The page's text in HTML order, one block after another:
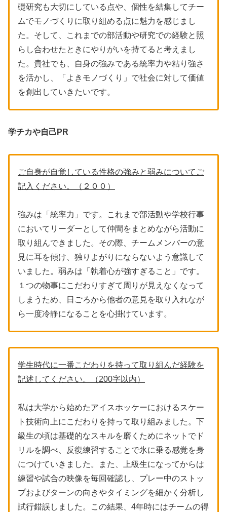
礎研究も大切にしている点や、個性を結集してチー
ムでモノづくりに取り組める点に魅力を感じまし
た。そして、これまでの部活動や研究での経験と照
らし合わせたときにやりがいを持てると考えまし
た。貴社でも、自身の強みである統率力や粘り強さ
を活かし、「よきモノづくり」で社会に対して価値
を創出していきたいです。
学チカや自己PR
ご自身が自覚している性格の強みと弱みについてご
記入ください。（２００）
強みは「統率力」です。これまで部活動や学校行事
においてリーダーとして仲間をまとめながら活動に
取り組んできました。その際、チームメンバーの意
見に耳を傾け、独りよがりにならないよう意識して
いました。弱みは「執着心が強すぎること」です。
１つの物事にこだわりすぎて周りが見えなくなって
しまうため、日ごろから他者の意見を取り入れなが
ら一度冷静になることを心掛けています。
学生時代に一番こだわりを持って取り組んだ経験を
記述してください。（200字以内）
私は大学から始めたアイスホッケーにおけるスケー
ト技術向上にこだわりを持って取り組みました。下
級生の頃は基礎的なスキルを磨くためにネットでド
リルを調べ、反復練習することで氷に乗る感覚を身
につけていきました。また、上級生になってからは
練習や試合の映像を毎回確認し、プレー中のストッ
プおよびターンの向きやタイミングを細かく分析し
試行錯誤しました。この結果、4年時にはチームの得